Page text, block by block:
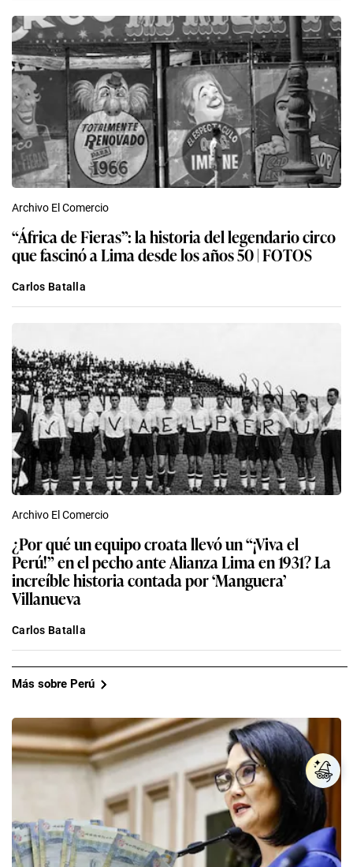
Archivo El Comercio
“África de Fieras”: la historia del legendario circo
que fascinó a Lima desde los años 50 | FOTOS
Carlos Batalla
Archivo El Comercio
¿Por qué un equipo croata llevó un “¡Viva el
Perú!” en el pecho ante Alianza Lima en 1931? La
increíble historia contada por ‘Manguera’
Villanueva
Carlos Batalla
Más sobre Perú